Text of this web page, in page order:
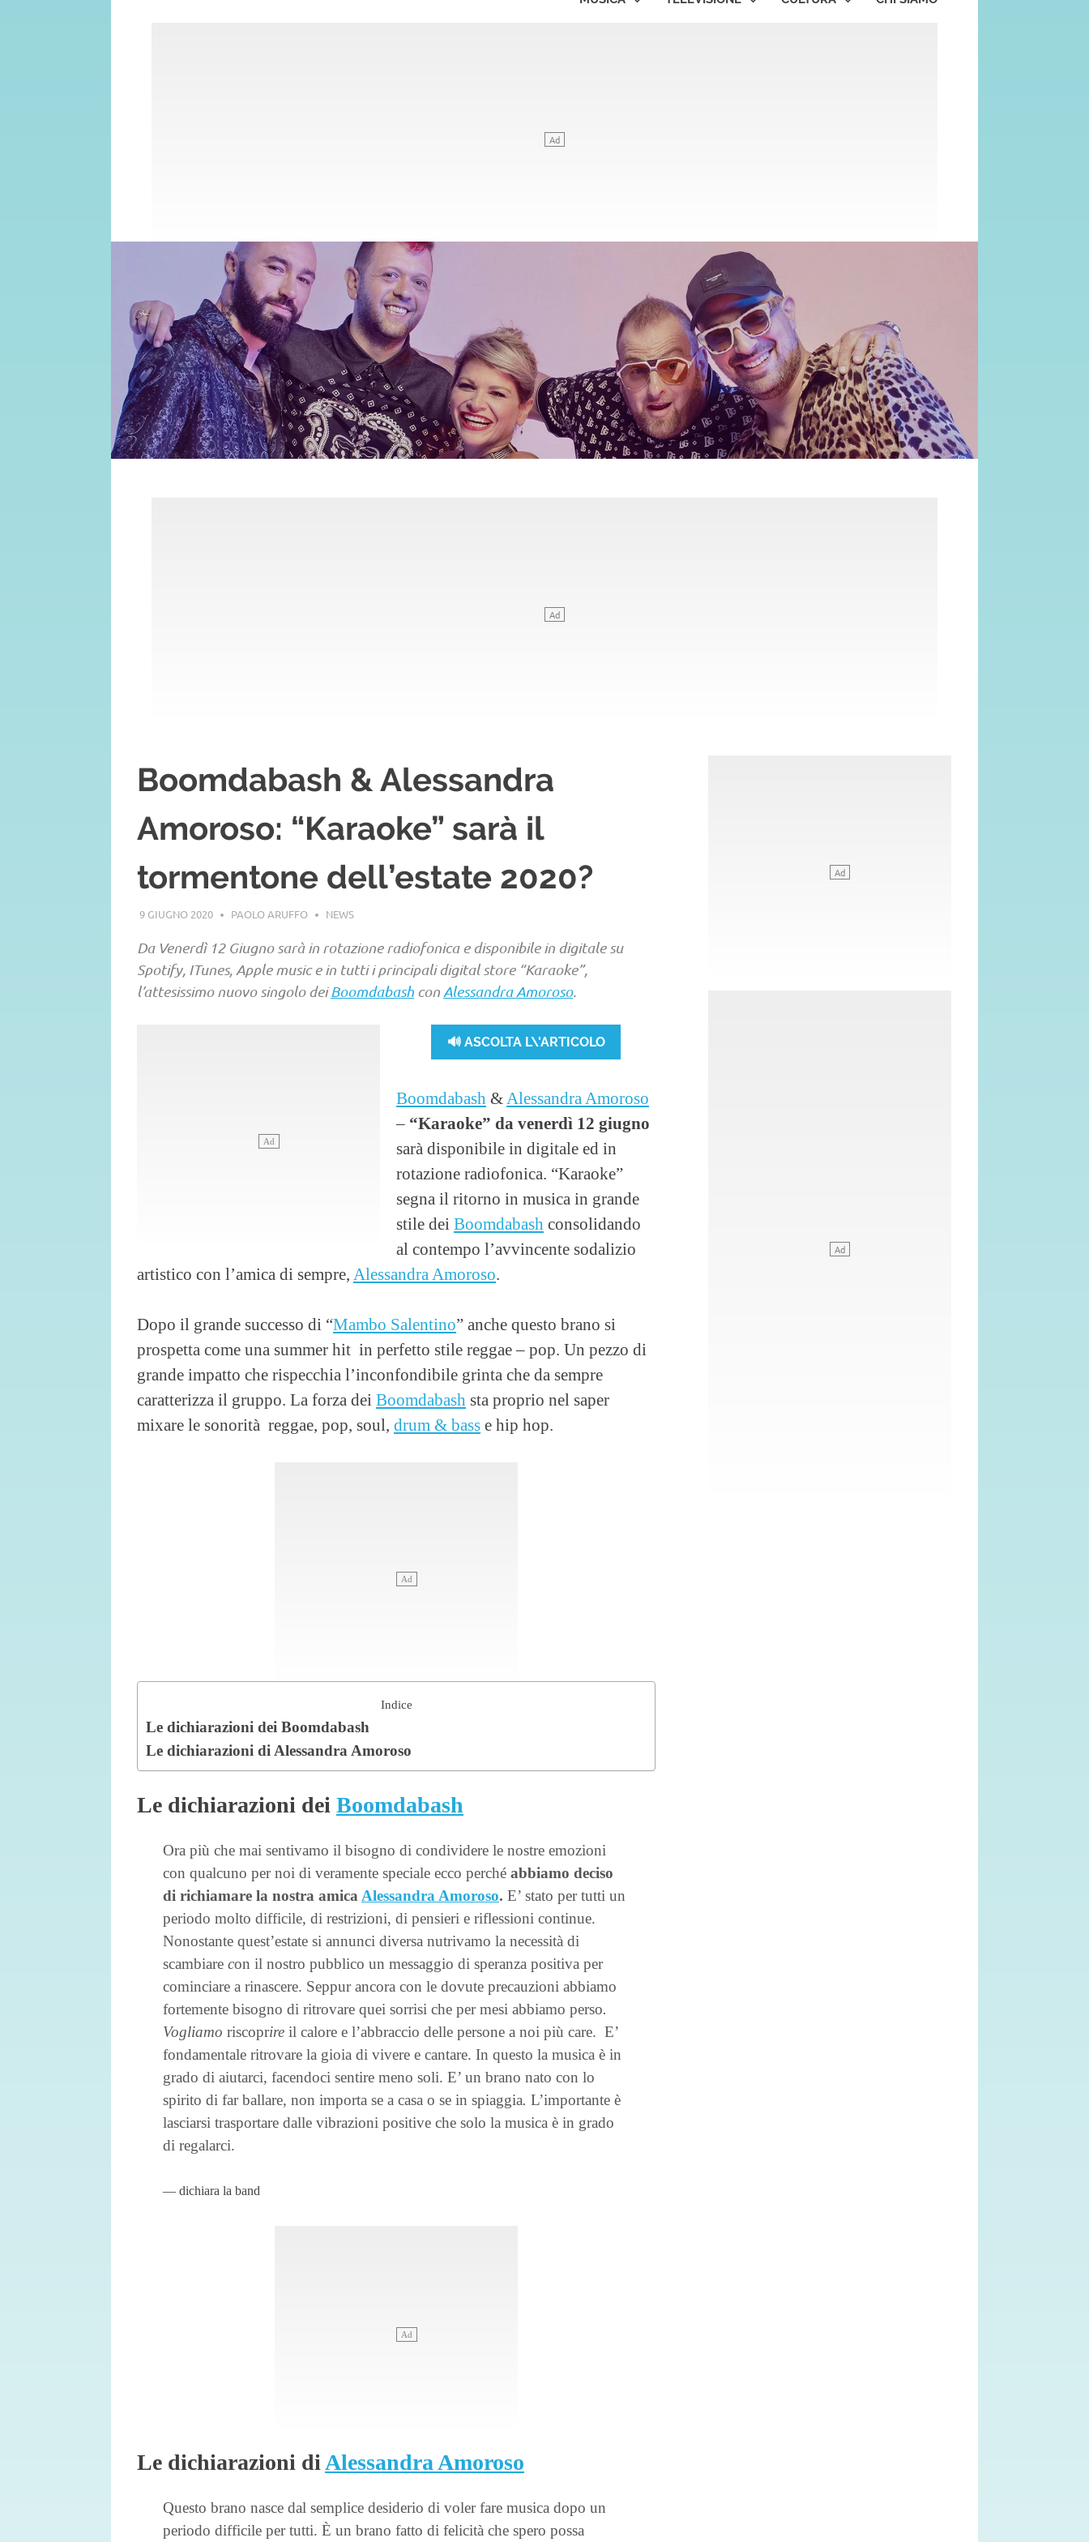
Boomdabash & Alessandra
Amoroso: “Karaoke” sarà il
tormentone dell’estate 2020?
9 GIUGNO 2020 PAOLO ARUFFO NEWS
Da Venerdì 12 Giugno sarà in rotazione radiofonica e disponibile in digitale su
Spotify, ITunes, Apple music e in tutti i principali digital store “Karaoke”,
l’attesissimo nuovo singolo deiBoomdabash con Alessandra Amoroso.
🔊 ASCOLTA L\'ARTICOLO
Boomdabash & Alessandra Amoroso
– “Karaoke” da venerdì 12 giugno
sarà disponibile in digitale ed in
rotazione radiofonica. “Karaoke”
segna il ritorno in musica in grande
stile dei Boomdabash consolidando
al contempo l’avvincente sodalizio
artistico con l’amica di sempre, Alessandra Amoroso
Dopo il grande successo di “Mambo Salentino” anche questo brano si
prospetta come una summer hit in perfetto stile reggae – pop. Un pezzo di
grande impatto che rispecchia l’inconfondibile grinta che da sempre
caratterizza il gruppo. La forza dei Boomdabash sta proprio nel saper
mixare le sonorità reggae, pop, soul, drum & bass e hip hop.
Indice
Le dichiarazioni dei Boomdabash
Le dichiarazioni di Alessandra Amoroso
Le dichiarazioni dei Boomdabash
Ora più che mai sentivamo il bisogno di condividere le nostre emozioni
con qualcuno per noi di veramente speciale ecco perché abbiamo deciso
di richiamare la nostra amica Alessandra Amoroso. E’ stato per tutti un
periodo molto difficile, di restrizioni, di pensieri e riflessioni continue.
Nonostante quest’estate si annunci diversa nutrivamo la necessità di
scambiare con il nostro pubblico un messaggio di speranza positiva per
cominciare a rinascere. Seppur ancora con le dovute precauzioni abbiamo
fortemente bisogno di ritrovare quei sorrisi che per mesi abbiamo perso.
Vogliamo riscoprire il calore e l’abbraccio delle persone a noi più care. E’
fondamentale ritrovare la gioia di vivere e cantare. In questo la musica è in
grado di aiutarci, facendoci sentire meno soli. E’ un brano nato con lo
spirito di far ballare, non importa se a casa o se in spiaggia. L’importante è
lasciarsi trasportare dalle vibrazioni positive che solo la musica è in grado
di regalarci.
dichiara la band
Le dichiarazioni di Alessandra Amoroso
Questo brano nasce dal semplice desiderio di voler fare musica dopo un
periodo difficile per tutti. È un brano fatto di felicità che spero possa